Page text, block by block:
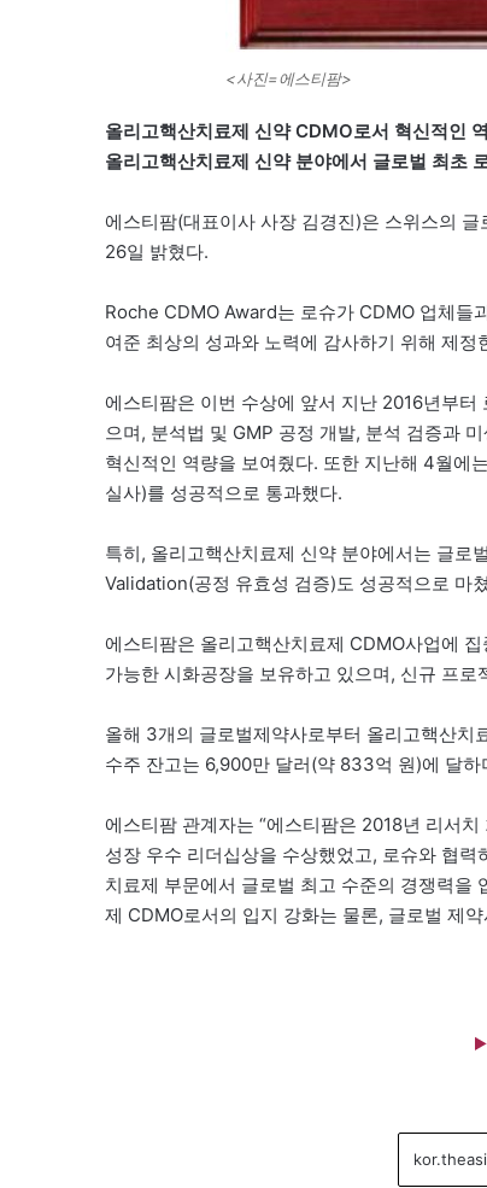
<사진=에스티팜>
올리고핵산치료제 신약 CDMO로서 혁신적인
올리고핵산치료제 신약 분야에서 글로벌 최초
에스티팜(대표이사 사장 김경진)은 스위스의
26일 밝혔다.
Roche CDMO Award는 로슈가 CDMO 업체들
여준 최상의 성과와 노력에 감사하기 위해 제
에스티팜은 이번 수상에 앞서 지난 2016년부
으며, 분석법 및 GMP 공정 개발, 분석 검증과
혁신적인 역량을 보여줬다. 또한 지난해 4월
실사)를 성공적으로 통과했다.
특히, 올리고핵산치료제 신약 분야에서는 글
Validation(공정 유효성 검증)도 성공적으로 마
에스티팜은 올리고핵산치료제 CDMO사업에
가능한 시화공장을 보유하고 있으며, 신규 프
올해 3개의 글로벌제약사로부터 올리고핵산치
수주 잔고는 6,900만 달러(약 833억 원)에 달
에스티팜 관계자는 “에스티팜은 2018년 리서
성장 우수 리더십상을 수상했었고, 로슈와 협
치료제 부문에서 글로벌 최고 수준의 경쟁력을
제 CDMO로서의 입지 강화는 물론, 글로벌 제